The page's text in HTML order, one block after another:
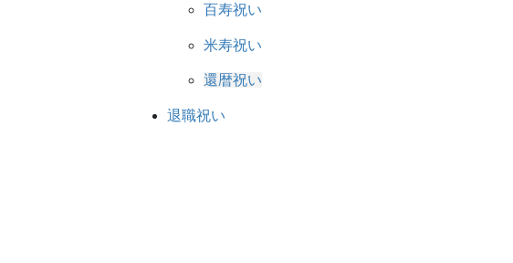
百寿祝い
米寿祝い
還暦祝い
退職祝い